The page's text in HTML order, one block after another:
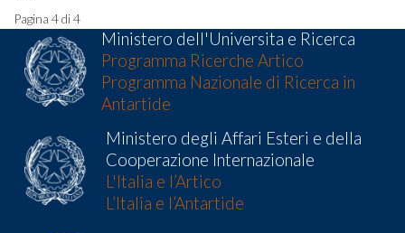
Pagina 4 di 4
Ministero dell'Universita e Ricerca
Programma Ricerche Artico
Programma Nazionale di Ricerca in
Antartide
Ministero degli Affari Esteri e della
Cooperazione Internazionale
L'Italia e l’Artico
L’Italia e l’Antartide